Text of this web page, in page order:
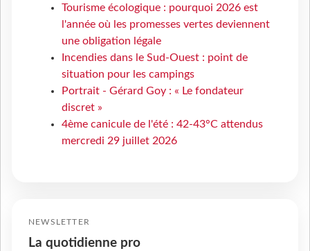
Tourisme écologique : pourquoi 2026 est
l'année où les promesses vertes deviennent
une obligation légale
Incendies dans le Sud-Ouest : point de
situation pour les campings
Portrait - Gérard Goy : « Le fondateur
discret »
4ème canicule de l'été : 42-43°C attendus
mercredi 29 juillet 2026
NEWSLETTER
La quotidienne pro